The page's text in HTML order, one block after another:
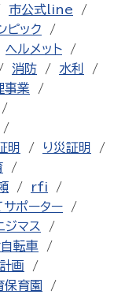
市公式line
ピック
ヘルメット
消防
水利
事業
明
り災証明
rfi
ポーター
ジマス
転車
画
保育園